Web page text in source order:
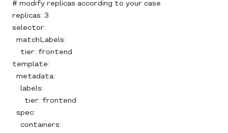
# modify replicas according to your case
replicas: 3
selector:
matchLabels:
tier: frontend
template:
metadata:
labels:
tier: frontend
spec:
containers: